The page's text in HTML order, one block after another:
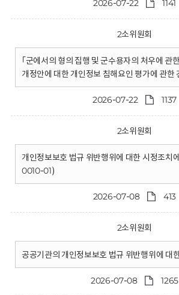
2026-07-22 1141
2소위원회
｢군에서의 형의 집행 및 군수용자의 처우에 관
개정안에 대한 개인정보 침해요인 평가에 관한
2026-07-22 1137
2소위원회
개인정보보호 법규 위반행위에 대한 시정조치
0010-01)
2026-07-08 413
2소위원회
공공기관의 개인정보보호 법규 위반행위에 대
2026-07-08 1265